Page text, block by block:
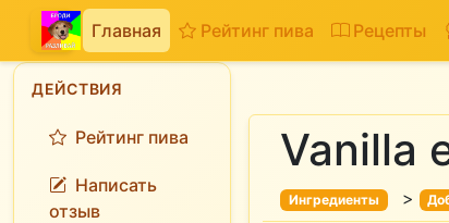
Главная Рейтинг пива Рецепты
ДЕЙСТВИЯ
Рейтинг пива
Написать
отзыв
Vanilla
Ингредиенты >